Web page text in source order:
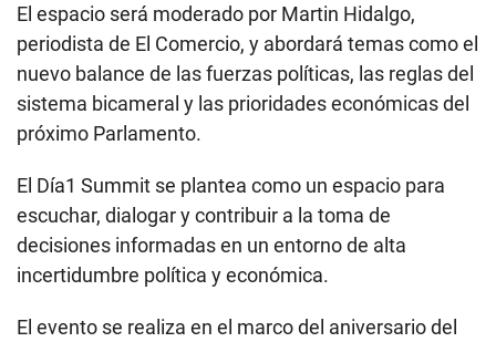
El espacio será moderado por Martin Hidalgo,
periodista de El Comercio, y abordará temas como el
nuevo balance de las fuerzas políticas, las reglas del
sistema bicameral y las prioridades económicas del
próximo Parlamento.
El Día1 Summit se plantea como un espacio para
escuchar, dialogar y contribuir a la toma de
decisiones informadas en un entorno de alta
incertidumbre política y económica.
El evento se realiza en el marco del aniversario del